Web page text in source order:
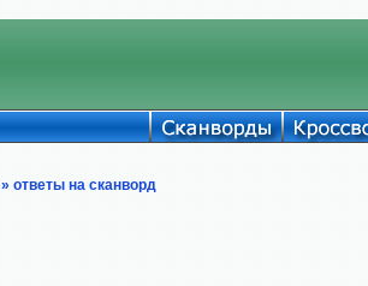
» ответы на сканворд